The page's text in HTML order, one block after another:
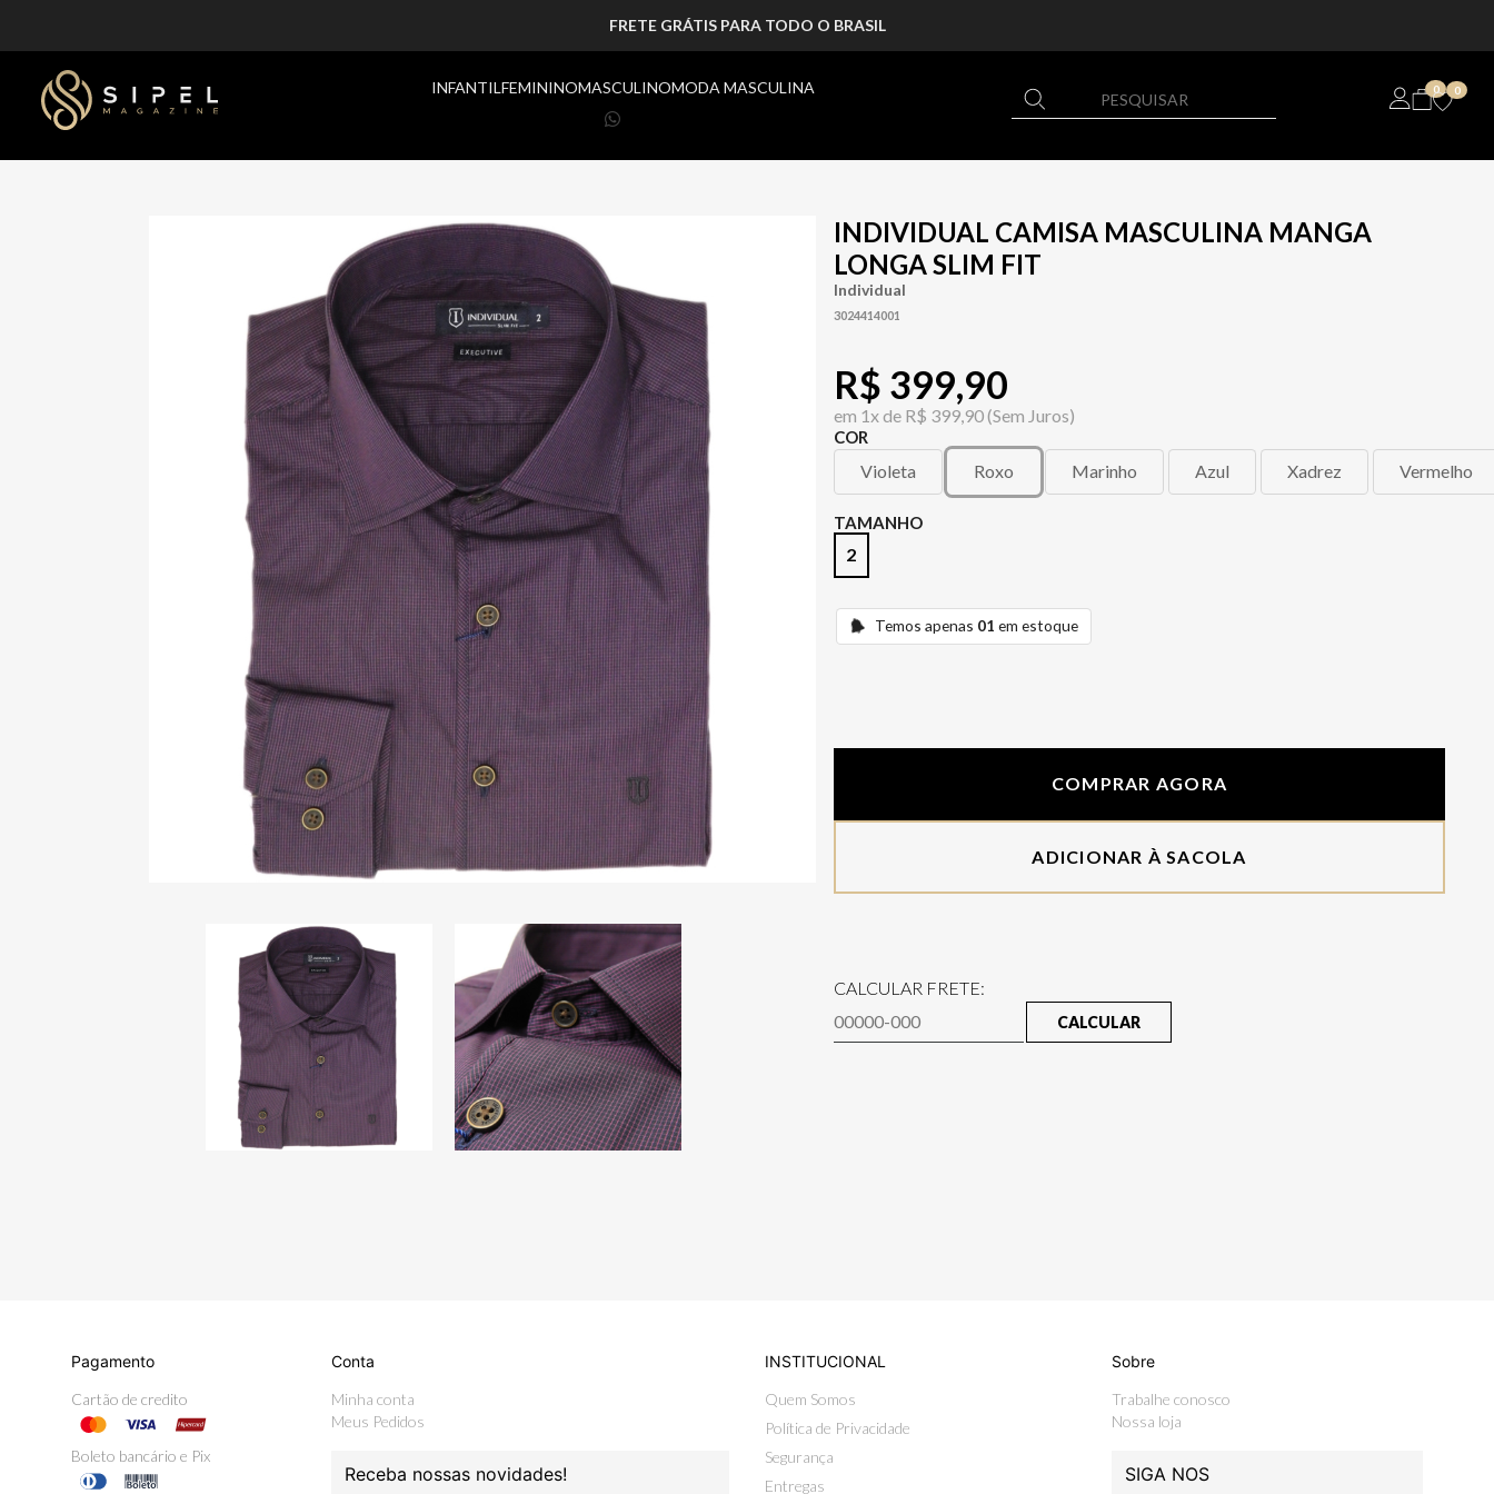
FRETE GRÁTIS PARA TODO O BRASIL
INFANTILFEMININOMASCULINOMODA MASCULINA 0 0
INDIVIDUAL CAMISA MASCULINA MANGA
LONGA SLIM FIT
Individual
3024414001
R$ 399,90
em 1x de R$ 399,90(Sem Juros)
COR
Violeta Roxo Marinho Azul Xadrez Vermelho
TAMANHO
2
Temos apenas 01 em estoque
COMPRAR AGORA
ADICIONAR À SACOLA
CALCULAR FRETE:
CALCULAR
Pagamento
Cartão de credito
Boleto bancário e Pix
Conta
Minha conta
Meus Pedidos
Receba nossas novidades!
INSTITUCIONAL
Quem Somos
Política de Privacidade
Segurança
Entregas
Sobre
Trabalhe conosco
Nossa loja
SIGA NOS